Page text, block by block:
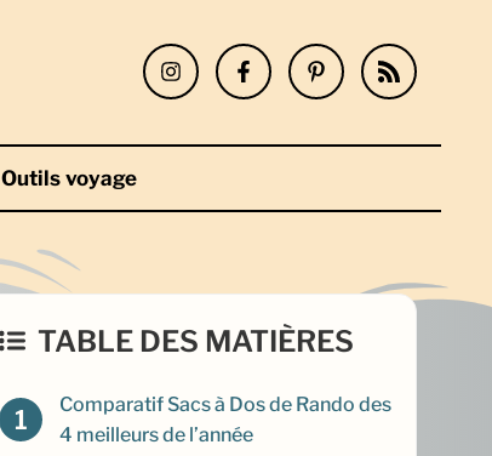
Outils voyage
TABLE DES MATIÈRES
Comparatif Sacs à Dos de Rando des
4 meilleurs de l’année